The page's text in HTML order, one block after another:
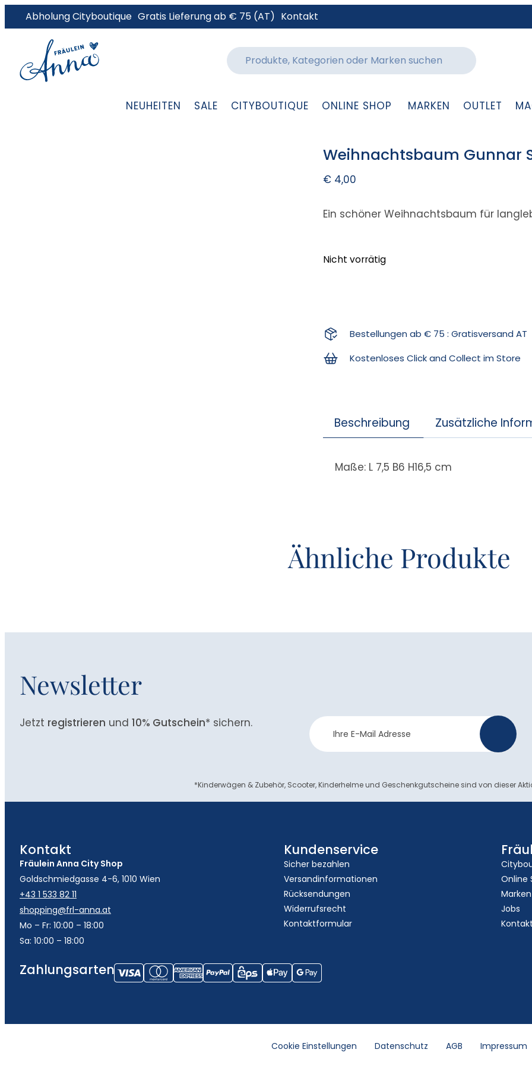
Abholung Cityboutique Gratis Lieferung ab € 75 (AT) Kontakt
NEUHEITEN SALE CITYBOUTIQUE ONLINE SHOP MARKEN OUTLET
Weihnachtsbaum Gunnar
€ 4,00
Ein schöner Weihnachtsbaum für
Nicht vorrätig
Bestellungen ab € 75 : Gratisversand AT
Kostenloses Click and Collect im Store
Beschreibung Zusätzliche
Maße: L 7,5 B6 H16,5 cm
Ähnliche Produkte
Newsletter
Jetzt registrieren und 10% Gutschein* sichern.
Newsletter
Anmeldung
*Kinderwägen & Zubehör, Scooter, Kinderhelme und Geschenkgutscheine sind von dieser
Kontakt
Fräulein Anna City Shop
Goldschmiedgasse 4-6, 1010 Wien
+43 1 533 82 11
shopping@frl-anna.at
Mo – Fr: 10:00 – 18:00
Sa: 10:00 – 18:00
Kundenservice
Sicher bezahlen
Versandinformationen
Rücksendungen
Widerrufsrecht
Kontaktformular
Online
Marken
Jobs
Kontakt
Zahlungsarten
Cookie Einstellungen Datenschutz AGB Impressum